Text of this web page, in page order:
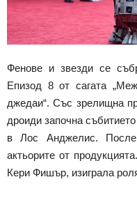
Фенове и звезди се
Епизод 8 от сагата
джедаи“. Със зрелищна
дроиди започна
в Лос Анджелис.
актьорите от
Кери Фишър, изиграла